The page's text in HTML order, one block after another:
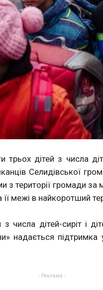
трьох дітей з числа
Селидівської
з території громади
її межі в найкоротший
числа дітей-сиріт і
надається
- Реклама -